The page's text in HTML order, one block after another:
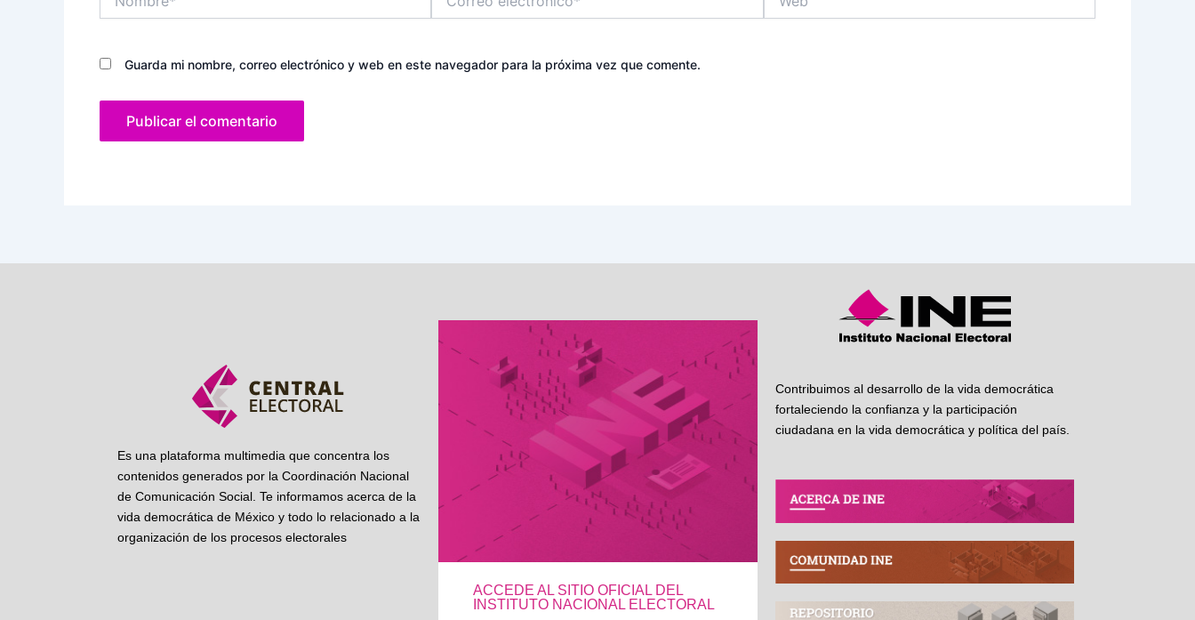
electrónico*
Guarda mi nombre, correo electrónico y web en este navegador para la próxima vez que comente.
Es una plataforma multimedia que concentra los
contenidos generados por la Coordinación Nacional
de Comunicación Social. Te informamos acerca de la
vida democrática de México y todo lo relacionado a la
organización de los procesos electorales
ACCEDE AL SITIO OFICIAL DEL
INSTITUTO NACIONAL ELECTORAL
Contribuimos al desarrollo de la vida democrática
fortaleciendo la confianza y la participación
ciudadana en la vida democrática y política del país.